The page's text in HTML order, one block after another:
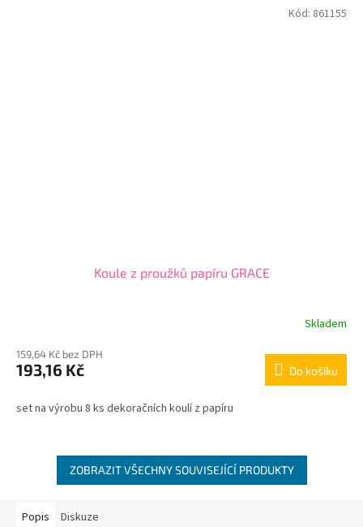
Koule z proužků papíru GRACE
Skladem
159,64 Kč bez DPH
193,16 Kč Do košíku
set na výrobu 8 ks dekoračních koulí z papíru
Kód: 861155
ZOBRAZIT VŠECHNY SOUVISEJÍCÍ PRODUKTY
Popis Diskuze